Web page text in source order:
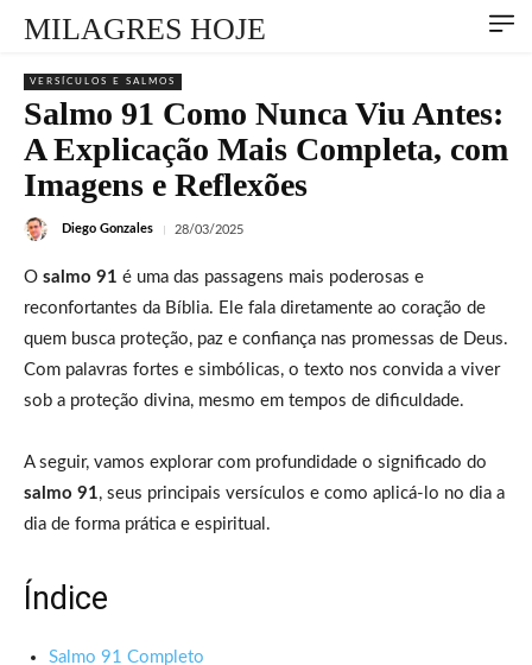
MILAGRES HOJE
VERSÍCULOS E SALMOS
Salmo 91 Como Nunca Viu Antes:
A Explicação Mais Completa, com
Imagens e Reflexões
Diego Gonzales 28/03/2025
O salmo 91 é uma das passagens mais poderosas e
reconfortantes da Bíblia. Ele fala diretamente ao coração de
quem busca proteção, paz e confiança nas promessas de Deus.
Com palavras fortes e simbólicas, o texto nos convida a viver
sob a proteção divina, mesmo em tempos de dificuldade.
A seguir, vamos explorar com profundidade o significado do
salmo 91, seus principais versículos e como aplicá-lo no dia a
dia de forma prática e espiritual.
Índice
Salmo 91 Completo